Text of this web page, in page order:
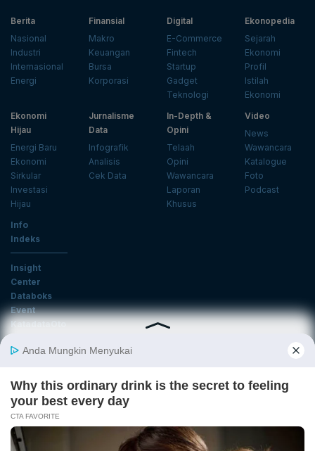
Berita
Nasional
Industri
Internasional
Energi
Finansial
Makro
Keuangan
Bursa
Korporasi
Digital
E-Commerce
Fintech
Startup
Gadget
Teknologi
Ekonopedia
Sejarah
Ekonomi
Profil
Istilah
Ekonomi
Ekonomi
Hijau
Energi Baru
Ekonomi
Sirkular
Investasi
Hijau
Jurnalisme
Data
Infografik
Analisis
Cek Data
In-Depth &
Opini
Telaah
Opini
Wawancara
Laporan
Khusus
Video
News
Wawancara
Katalogue
Foto
Podcast
Info
Indeks
Insight
Center
Databoks
Event
KatadataOto
Email
Daftar